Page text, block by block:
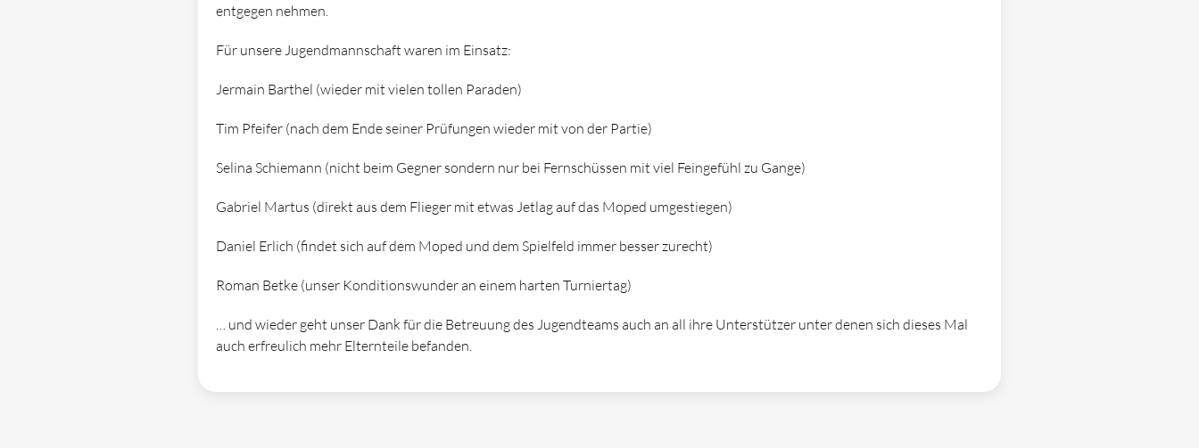
entgegen nehmen.
Für unsere Jugendmannschaft waren im Einsatz:
Jermain Barthel (wieder mit vielen tollen Paraden)
Tim Pfeifer (nach dem Ende seiner Prüfungen wieder mit von der Partie)
Selina Schiemann (nicht beim Gegner sondern nur bei Fernschüssen mit viel Feingefühl zu Gange)
Gabriel Martus (direkt aus dem Flieger mit etwas Jetlag auf das Moped umgestiegen)
Daniel Erlich (findet sich auf dem Moped und dem Spielfeld immer besser zurecht)
Roman Betke (unser Konditionswunder an einem harten Turniertag)
… und wieder geht unser Dank für die Betreuung des Jugendteams auch an all ihre Unterstützer unter denen sich dieses Mal
auch erfreulich mehr Elternteile befanden.